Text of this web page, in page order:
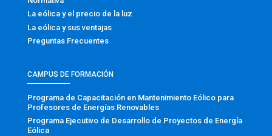
La eólica y el precio de la luz
La eólica y sus ventajas
Preguntas Frecuentes
CAMPUS DE FORMACIÓN
Programa de Capacitación en Mantenimiento Eólico para
Profesores de Energías Renovables
Programa Ejecutivo de Desarrollo de Proyectos de Energía
Eólica